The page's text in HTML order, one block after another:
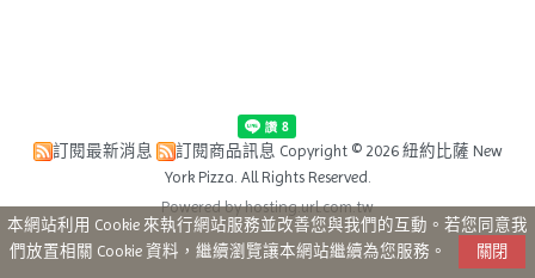
訂閱最新消息 訂閱商品訊息 Copyright © 2026 紐約比薩 New
York Pizza. All Rights Reserved.
Powered by hosting.url.com.tw
本網站利用 Cookie 來執行網站服務並改善您與我們的互動。若您同意我
們放置相關 Cookie 資料，繼續瀏覽讓本網站繼續為您服務。